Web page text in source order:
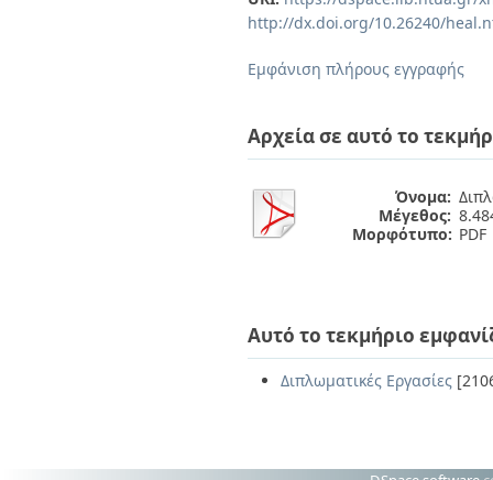
http://dx.doi.org/10.26240/
Εμφάνιση πλήρους εγγραφής
Αρχεία σε αυτό το
Όνομα:
Μέγεθος:
Μορφότυπο: PDF
Αυτό το τεκμήριο
Διπλωματικές Εργασίες